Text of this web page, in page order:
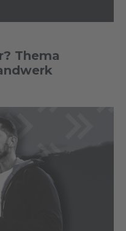
Thema